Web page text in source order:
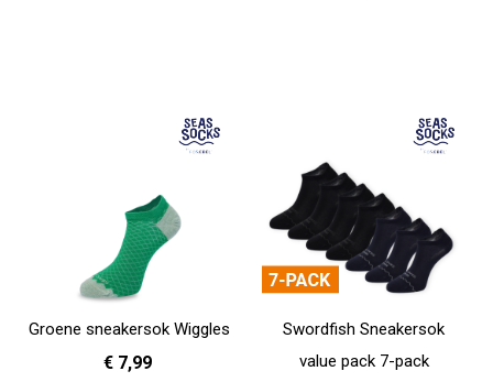
Groene sneakersok Wiggles
€ 7,99
Swordfish Sneakersok
value pack 7-pack